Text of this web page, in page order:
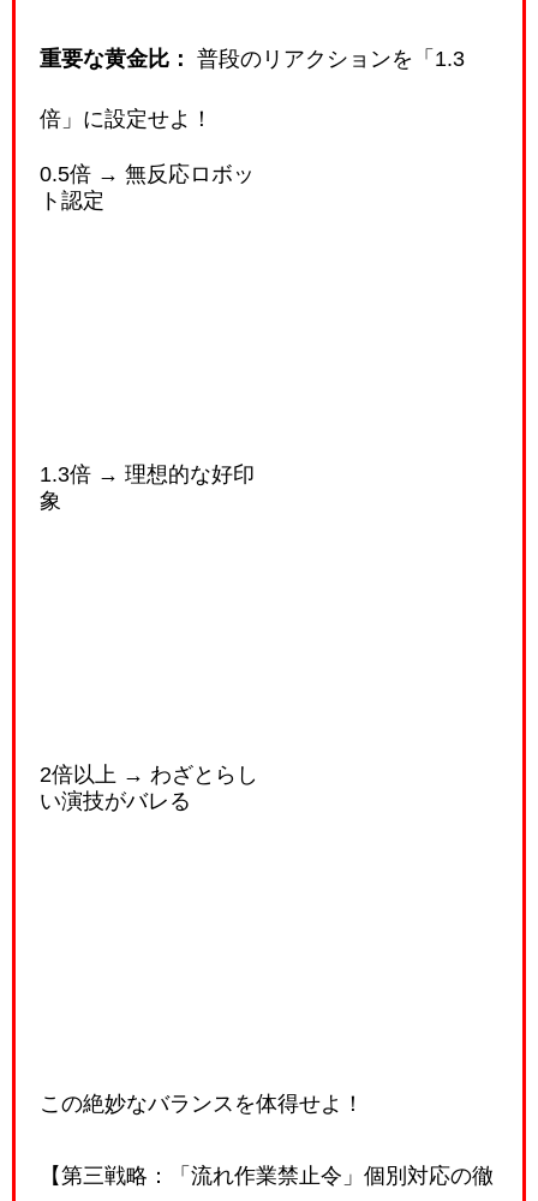
重要な黄金比： 普段のリアクションを「1.3
倍」に設定せよ！
0.5倍 → 無反応ロボッ
ト認定
1.3倍 → 理想的な好印
象
2倍以上 → わざとらし
い演技がバレる
この絶妙なバランスを体得せよ！
【第三戦略：「流れ作業禁止令」個別対応の徹